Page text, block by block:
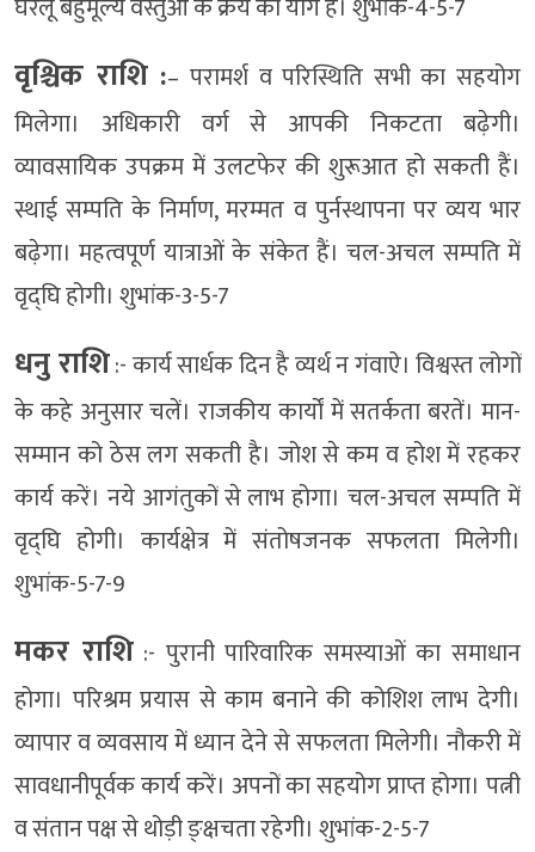
घरेलू बहुमूल्य वस्तुओं के क्रय का योग है। शुभांक-4-5-7
वृश्चिक राशि :– परामर्श व परिस्थिति सभी का सहयोग
मिलेगा। अधिकारी वर्ग से आपकी निकटता बढ़ेगी।
व्यावसायिक उपक्रम में उलटफेर की शुरूआत हो सकती हैं।
स्थाई सम्पति के निर्माण, मरम्मत व पुर्नस्थापना पर व्यय भार
बढ़ेगा। महत्वपूर्ण यात्राओं के संकेत हैं। चल-अचल सम्पति में
वृद्घि होगी। शुभांक-3-5-7
धनु राशि:- कार्य सार्धक दिन है व्यर्थ न गंवाऐ। विश्वस्त लोगों
के कहे अनुसार चलें। राजकीय कार्यों में सतर्कता बरतें। मान-
सम्मान को ठेस लग सकती है। जोश से कम व होश में रहकर
कार्य करें। नये आगंतुकों से लाभ होगा। चल-अचल सम्पति में
वृद्घि होगी। कार्यक्षेत्र में संतोषजनक सफलता मिलेगी।
शुभांक-5-7-9
मकर राशि:- पुरानी पारिवारिक समस्याओं का समाधान
होगा। परिश्रम प्रयास से काम बनाने की कोशिश लाभ देगी।
व्यापार व व्यवसाय में ध्यान देने से सफलता मिलेगी। नौकरी में
सावधानीपूर्वक कार्य करें। अपनों का सहयोग प्राप्त होगा। पत्नी
व संतान पक्ष से थोड़ी ङ्क्षचता रहेगी। शुभांक-2-5-7